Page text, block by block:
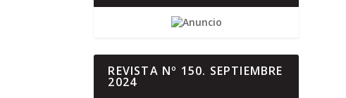
REVISTA Nº 150. SEPTIEMBRE
2024